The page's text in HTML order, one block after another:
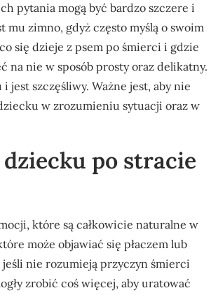
pytania mogą być bardzo szczere i
zimno, gdyż często myślą o swoim
się dzieje z psem po śmierci i gdzie
na nie w sposób prosty oraz delikatny.
jest szczęśliwy. Ważne jest, aby nie
w zrozumieniu sytuacji oraz w
po stracie
które są całkowicie naturalne w
może objawiać się płaczem lub
jeśli nie rozumieją przyczyn śmierci
zrobić coś więcej, aby uratować